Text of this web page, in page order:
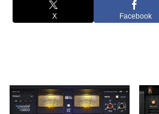
X Facebook